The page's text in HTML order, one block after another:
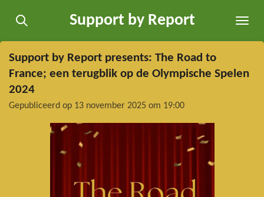
direct
naar
de
hoofdinhoud
Support by Report
Support by Report presents: The Road to
France; een terugblik op de Olympische Spelen
2024
Gepubliceerd op 13 november 2025 om 19:00